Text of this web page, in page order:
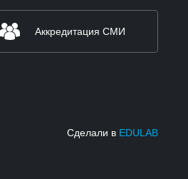
Аккредитация СМИ
Сделали в EDULAB